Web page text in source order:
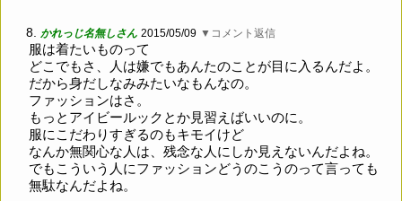
8. かれっじ名無しさん 2015/05/09 ▼コメント返信
服は着たいものって
どこでもさ、人は嫌でもあんたのことが目に入るんだよ。
だから身だしなみみたいなもんなの。
ファッションはさ。
もっとアイビールックとか見習えばいいのに。
服にこだわりすぎるのもキモイけど
なんか無関心な人は、残念な人にしか見えないんだよね。
でもこういう人にファッションどうのこうのって言っても
無駄なんだよね。